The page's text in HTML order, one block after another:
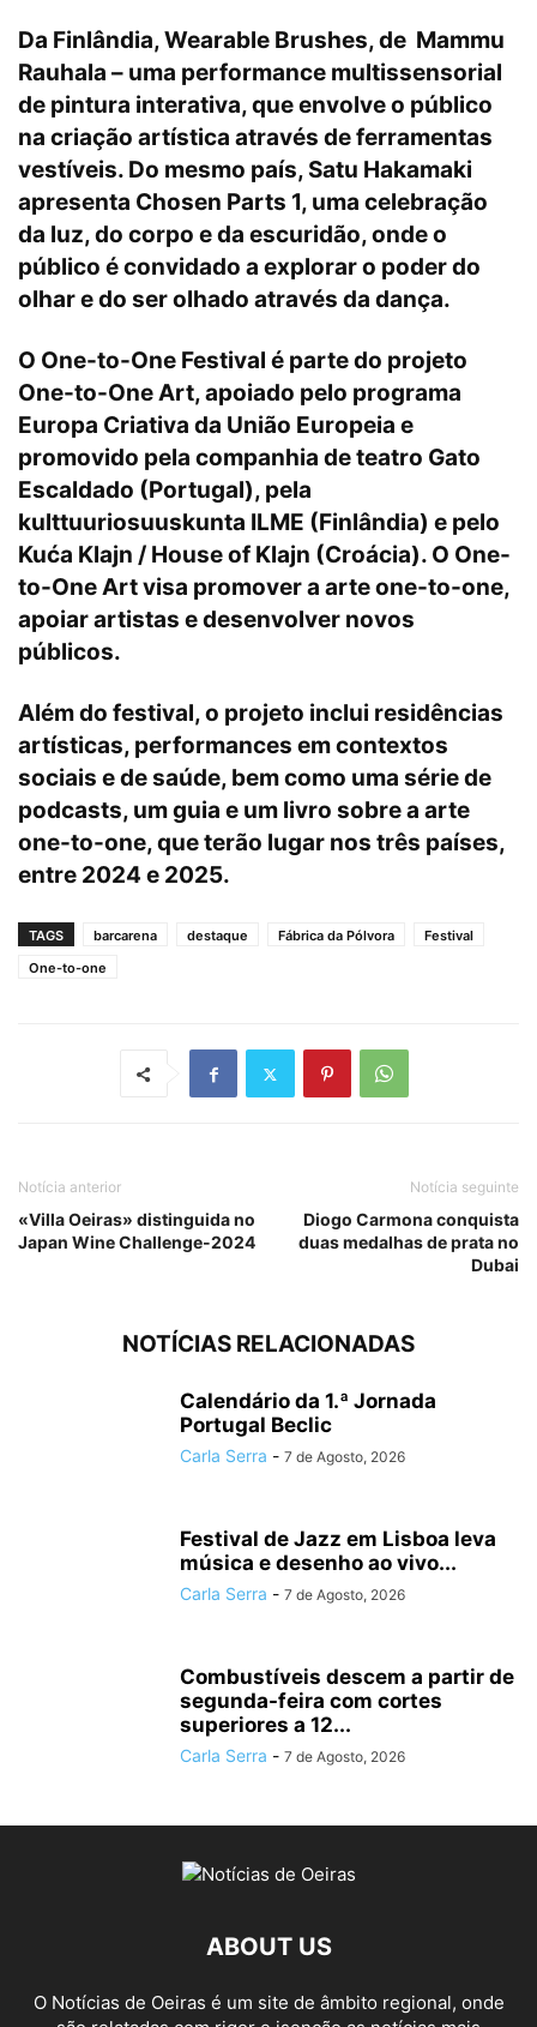
Da Finlândia, Wearable Brushes, de Mammu
Rauhala – uma performance multissensorial
de pintura interativa, que envolve o público
na criação artística através de ferramentas
vestíveis. Do mesmo país, Satu Hakamaki
apresenta Chosen Parts 1, uma celebração
da luz, do corpo e da escuridão, onde o
público é convidado a explorar o poder do
olhar e do ser olhado através da dança.
O One-to-One Festival é parte do projeto
One-to-One Art, apoiado pelo programa
Europa Criativa da União Europeia e
promovido pela companhia de teatro Gato
Escaldado (Portugal), pela
kulttuuriosuuskunta ILME (Finlândia) e pelo
Kuća Klajn / House of Klajn (Croácia). O One-
to-One Art visa promover a arte one-to-one,
apoiar artistas e desenvolver novos
públicos.
Além do festival, o projeto inclui residências
artísticas, performances em contextos
sociais e de saúde, bem como uma série de
podcasts, um guia e um livro sobre a arte
one-to-one, que terão lugar nos três países,
entre 2024 e 2025.
TAGS barcarena destaque Fábrica da Pólvora
Festival
One-to-one
Notícia anterior
«Villa Oeiras» distinguida no
Japan Wine Challenge-2024
Notícia seguinte
Diogo Carmona conquista
duas medalhas de prata no
Dubai
NOTÍCIAS RELACIONADAS
Calendário da 1.ª Jornada
Portugal Beclic
Carla Serra - 7 de Agosto, 2026
Festival de Jazz em Lisboa leva
música e desenho ao vivo...
Carla Serra - 7 de Agosto, 2026
Combustíveis descem a partir de
segunda-feira com cortes
superiores a 12...
Carla Serra - 7 de Agosto, 2026
ABOUT US
O Notícias de Oeiras é um site de âmbito regional, onde